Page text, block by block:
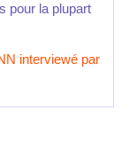
pour la plupart
interviewé par